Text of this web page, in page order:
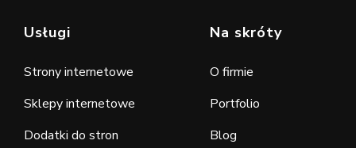
Usługi
Strony internetowe
Sklepy internetowe
Dodatki do stron
Na skróty
O firmie
Portfolio
Blog